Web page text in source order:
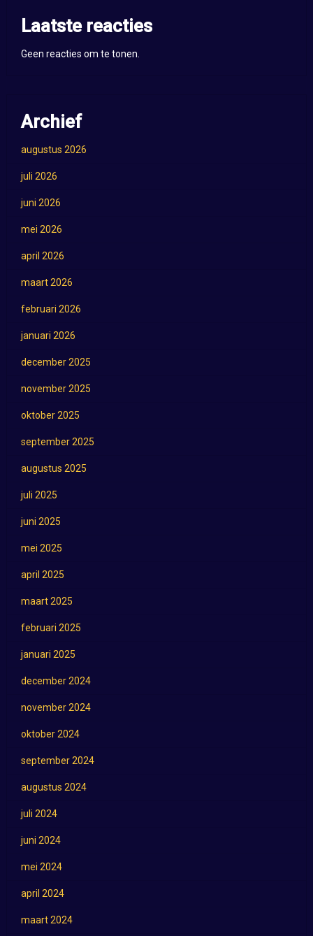
Laatste reacties
Geen reacties om te tonen.
Archief
augustus 2026
juli 2026
juni 2026
mei 2026
april 2026
maart 2026
februari 2026
januari 2026
december 2025
november 2025
oktober 2025
september 2025
augustus 2025
juli 2025
juni 2025
mei 2025
april 2025
maart 2025
februari 2025
januari 2025
december 2024
november 2024
oktober 2024
september 2024
augustus 2024
juli 2024
juni 2024
mei 2024
april 2024
maart 2024